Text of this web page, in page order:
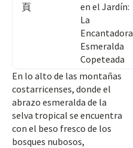
頁
en el Jardín:
La
Encantadora
Esmeralda
Copeteada
En lo alto de las montañas
costarricenses, donde el
abrazo esmeralda de la
selva tropical se encuentra
con el beso fresco de los
bosques nubosos,